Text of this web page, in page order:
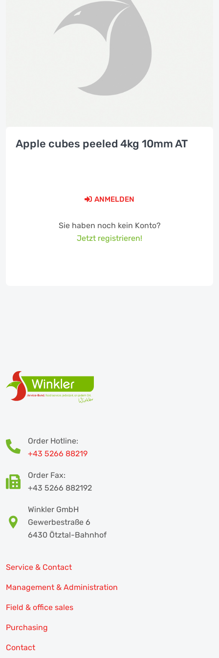
Apple cubes peeled 4kg 10mm AT
ANMELDEN
Sie haben noch kein Konto?
Jetzt registrieren!
Order Hotline:
+43 5266 88219
Order Fax:
+43 5266 882192
Winkler GmbH
Gewerbestraße 6
6430 Ötztal-Bahnhof
Service & Contact
Management & Administration
Field & office sales
Purchasing
Contact